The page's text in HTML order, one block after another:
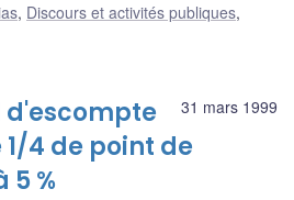
, Discours et activités publiques,
31 mars 1999
d'escompte
4 de point de
%